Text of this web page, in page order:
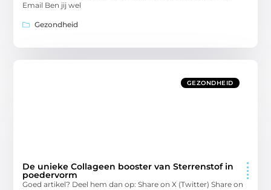
Email Ben jij wel
Gezondheid
GEZONDHEID
De unieke Collageen booster van Sterrenstof in
poedervorm
Goed artikel? Deel hem dan op: Share on X (Twitter) Share on